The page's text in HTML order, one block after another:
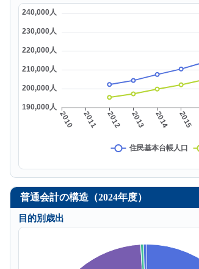
普通会計の構造（2024年度）
目的別歳出